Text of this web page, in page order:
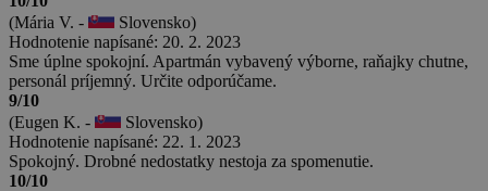
(Mária V. -
Slovensko)
Hodnotenie napísané: 20. 2. 2023
Sme úplne spokojní. Apartmán vybavený výborne, raňajky chutne,
personál príjemný. Určite odporúčame.
9/10
(Eugen K. -
Slovensko)
Hodnotenie napísané: 22. 1. 2023
Spokojný. Drobné nedostatky nestoja za spomenutie.
10/10